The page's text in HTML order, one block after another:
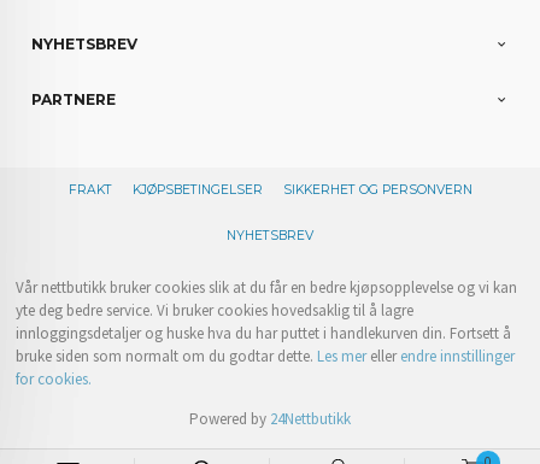
NYHETSBREV
PARTNERE
FRAKT KJØPSBETINGELSER SIKKERHET OG PERSONVERN
NYHETSBREV
Vår nettbutikk bruker cookies slik at du får en bedre kjøpsopplevelse og vi kan
yte deg bedre service. Vi bruker cookies hovedsaklig til å lagre
innloggingsdetaljer og huske hva du har puttet i handlekurven din. Fortsett å
bruke siden som normalt om du godtar dette. Les merellerendre innstillinger
for cookies.
Powered by 24Nettbutikk